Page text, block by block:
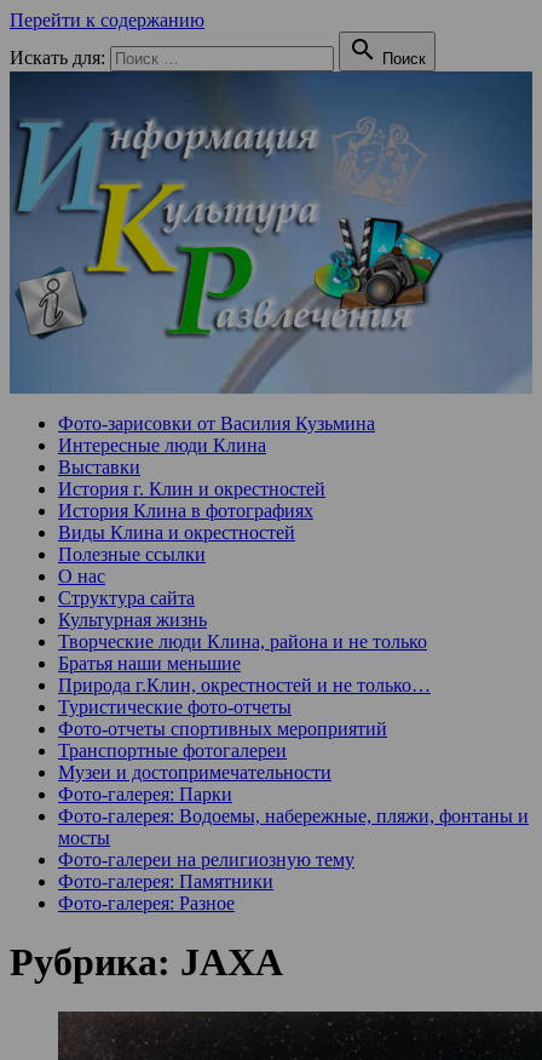
Перейти к содержанию
Искать для:
 Поиск
Фото-зарисовки от Василия Кузьмина
Интересные люди Клина
Выставки
История г. Клин и окрестностей
История Клина в фотографиях
Виды Клина и окрестностей
Полезные ссылки
О нас
Структура сайта
Культурная жизнь
Творческие люди Клина, района и не только
Братья наши меньшие
Природа г.Клин, окрестностей и не только…
Туристические фото-отчеты
Фото-отчеты спортивных мероприятий
Транспортные фотогалереи
Музеи и достопримечательности
Фото-галерея: Парки
Фото-галерея: Водоемы, набережные, пляжи, фонтаны и
мосты
Фото-галереи на религиозную тему
Фото-галерея: Памятники
Фото-галерея: Разное
Рубрика: JAXA